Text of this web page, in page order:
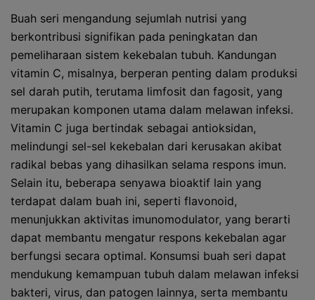
Buah seri mengandung sejumlah nutrisi yang
berkontribusi signifikan pada peningkatan dan
pemeliharaan sistem kekebalan tubuh. Kandungan
vitamin C, misalnya, berperan penting dalam produksi
sel darah putih, terutama limfosit dan fagosit, yang
merupakan komponen utama dalam melawan infeksi.
Vitamin C juga bertindak sebagai antioksidan,
melindungi sel-sel kekebalan dari kerusakan akibat
radikal bebas yang dihasilkan selama respons imun.
Selain itu, beberapa senyawa bioaktif lain yang
terdapat dalam buah ini, seperti flavonoid,
menunjukkan aktivitas imunomodulator, yang berarti
dapat membantu mengatur respons kekebalan agar
berfungsi secara optimal. Konsumsi buah seri dapat
mendukung kemampuan tubuh dalam melawan infeksi
bakteri, virus, dan patogen lainnya, serta membantu